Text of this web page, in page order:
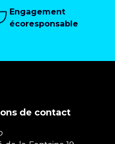
Engagement
écoresponsable
de contact